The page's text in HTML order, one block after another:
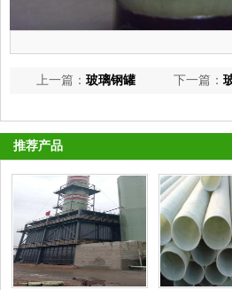
上一篇： 玻璃钢罐 下一篇：
推荐产品